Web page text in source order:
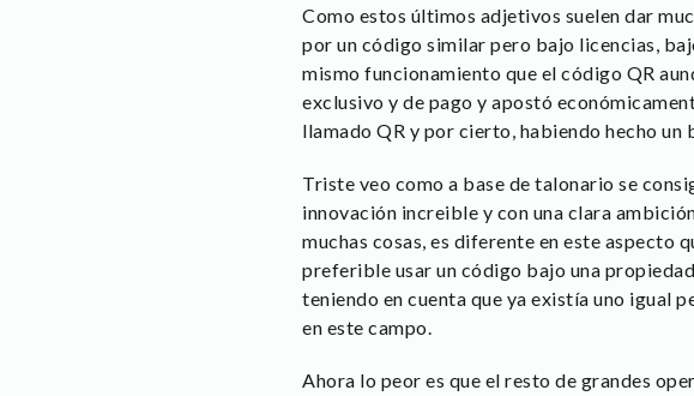
Como estos últimos adjetivos suelen dar
por un código similar pero bajo licencias,
mismo funcionamiento que el código QR
exclusivo y de pago y apostó
llamado QR y por cierto, habiendo hecho
Triste veo como a base de talonario se
innovación increible y con una clara
muchas cosas, es diferente en este aspecto
preferible usar un código bajo una
teniendo en cuenta que ya existía uno
en este campo.
Ahora lo peor es que el resto de grandes